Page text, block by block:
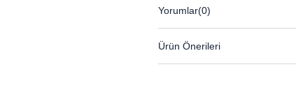
favorisi olacak ideal bir defterdir.
Yorumlar(0)
Ürün Önerileri